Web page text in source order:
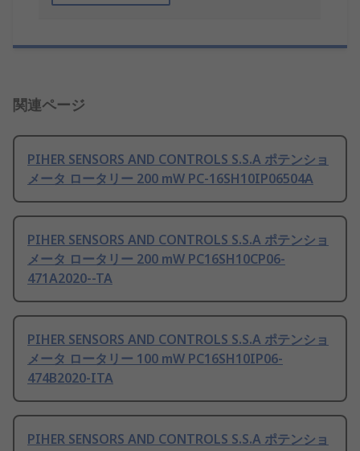
関連ページ
PIHER SENSORS AND CONTROLS S.S.A ポテンショ
メータ ロータリー 200 mW PC-16SH10IP06504A
PIHER SENSORS AND CONTROLS S.S.A ポテンショ
メータ ロータリー 200 mW PC16SH10CP06-
471A2020--TA
PIHER SENSORS AND CONTROLS S.S.A ポテンショ
メータ ロータリー 100 mW PC16SH10IP06-
474B2020-ITA
PIHER SENSORS AND CONTROLS S.S.A ポテンショ